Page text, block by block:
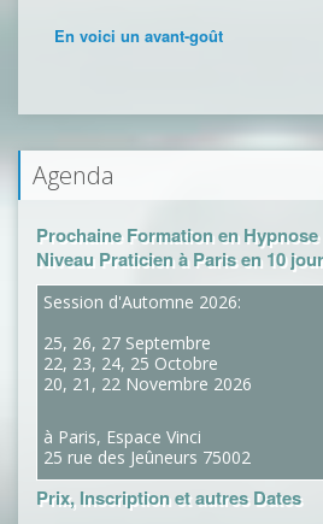
En voici un avant-goût
Agenda
Prochaine Formation en
Niveau Praticien à Paris en 10
Session d'Automne 2026:
25, 26, 27 Septembre
22, 23, 24, 25 Octobre
20, 21, 22 Novembre 2026
à Paris, Espace Vinci
25 rue des Jeûneurs 75002
Prix, Inscription et autres Dates